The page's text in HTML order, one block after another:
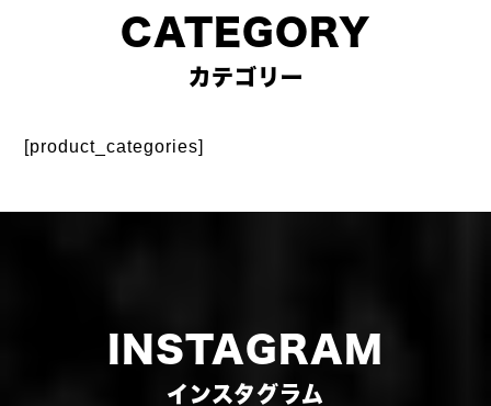
CATEGORY
カテゴリー
[product_categories]
INSTAGRAM
インスタグラム